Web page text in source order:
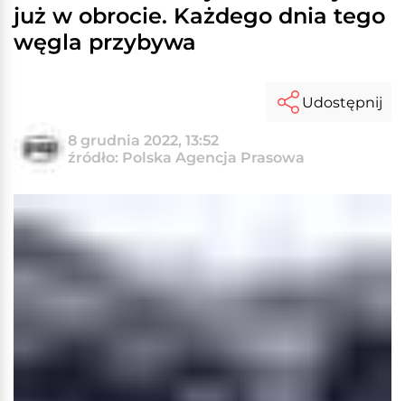
już w obrocie. Każdego dnia tego
węgla przybywa
8 grudnia 2022, 13:52
źródło: Polska Agencja Prasowa
Udostępnij